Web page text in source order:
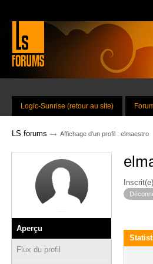
Logic-Sunrise (retour au site)
LS forums → Affichage d'un profil : elmaestro
Aperçu
Flux du profil